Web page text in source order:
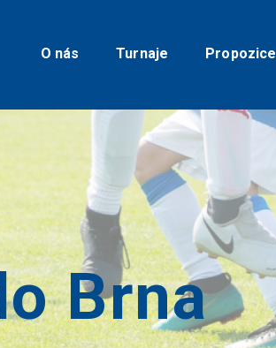
O nás Turnaje Propozice
Brna